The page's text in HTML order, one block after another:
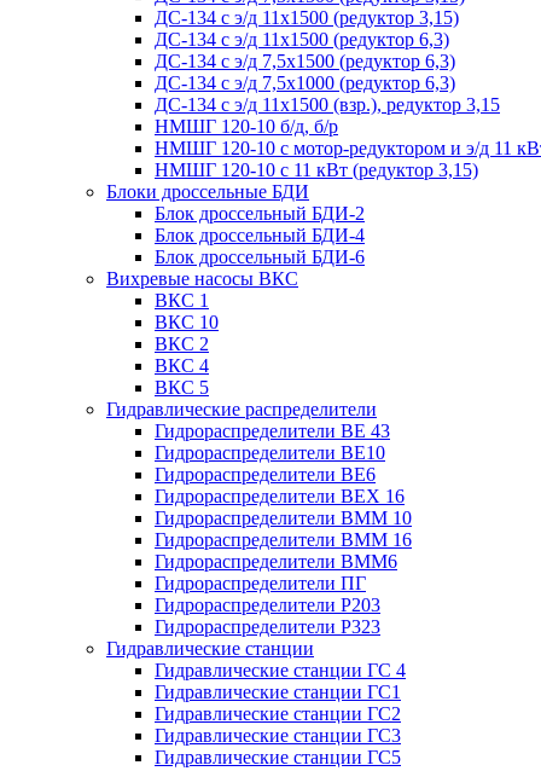
ДС-134 с э/д 11х1500 (редуктор 3,15)
ДС-134 с э/д 11х1500 (редуктор 6,3)
ДС-134 с э/д 7,5х1500 (редуктор 6,3)
ДС-134 с э/д 7,5х1000 (редуктор 6,3)
ДС-134 с э/д 11х1500 (взр.), редуктор 3,15
НМШГ 120-10 б/д, б/р
НМШГ 120-10 с мотор-редуктором и э/д 11
НМШГ 120-10 с 11 кВт (редуктор 3,15)
Блоки дроссельные БДИ
Блок дроссельный БДИ-2
Блок дроссельный БДИ-4
Блок дроссельный БДИ-6
Вихревые насосы ВКС
ВКС 1
ВКС 10
ВКС 2
ВКС 4
ВКС 5
Гидравлические распределители
Гидрораспределители ВЕ 43
Гидрораспределители ВЕ10
Гидрораспределители ВЕ6
Гидрораспределители ВЕХ 16
Гидрораспределители ВММ 10
Гидрораспределители ВММ 16
Гидрораспределители ВММ6
Гидрораспределители ПГ
Гидрораспределители Р203
Гидрораспределители Р323
Гидравлические станции
Гидравлические станции ГС 4
Гидравлические станции ГС1
Гидравлические станции ГС2
Гидравлические станции ГС3
Гидравлические станции ГС5